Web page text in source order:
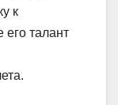
к
талант